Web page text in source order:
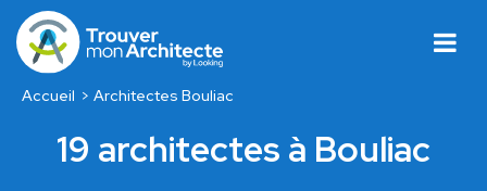
Accueil Architectes Bouliac
19 architectes à Bouliac